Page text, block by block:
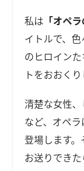
私は 「オペ
イトルで、
のヒロイン
トをおおくり
清楚な女性
など、オペ
登場します
お送りできた